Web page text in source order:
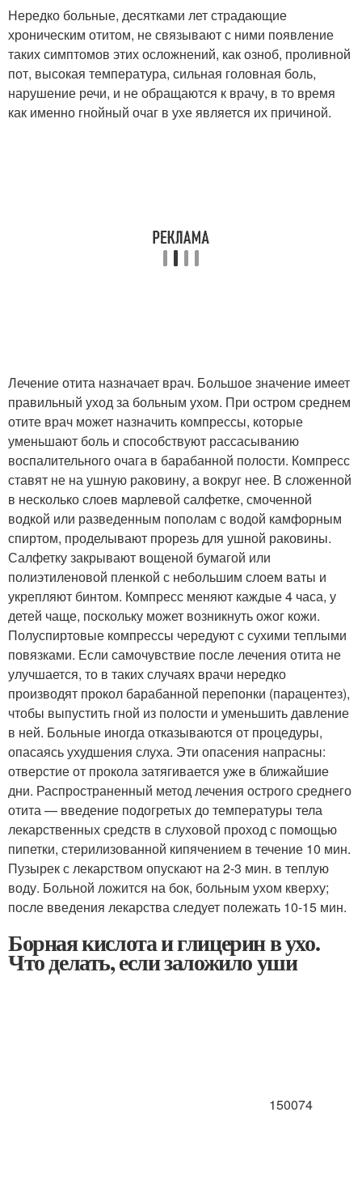
Нередко больные, десятками лет страдающие
хроническим отитом, не связывают с ними появление
таких симптомов этих осложнений, как озноб, проливной
пот, высокая температура, сильная головная боль,
нарушение речи, и не обращаются к врачу, в то время
как именно гнойный очаг в ухе является их причиной.
Лечение отита назначает врач. Большое значение имеет
правильный уход за больным ухом. При остром среднем
отите врач может назначить компрессы, которые
уменьшают боль и способствуют рассасыванию
воспалительного очага в барабанной полости. Компресс
ставят не на ушную раковину, а вокруг нее. В сложенной
в несколько слоев марлевой салфетке, смоченной
водкой или разведенным пополам с водой камфорным
спиртом, проделывают прорезь для ушной раковины.
Салфетку закрывают вощеной бумагой или
полиэтиленовой пленкой с небольшим слоем ваты и
укрепляют бинтом. Компресс меняют каждые 4 часа, у
детей чаще, поскольку может возникнуть ожог кожи.
Полуспиртовые компрессы чередуют с сухими теплыми
повязками. Если самочувствие после лечения отита не
улучшается, то в таких случаях врачи нередко
производят прокол барабанной перепонки (парацентез),
чтобы выпустить гной из полости и уменьшить давление
в ней. Больные иногда отказываются от процедуры,
опасаясь ухудшения слуха. Эти опасения напрасны:
отверстие от прокола затягивается уже в ближайшие
дни. Распространенный метод лечения острого среднего
отита — введение подогретых до температуры тела
лекарственных средств в слуховой проход с помощью
пипетки, стерилизованной кипячением в течение 10 мин.
Пузырек с лекарством опускают на 2-3 мин. в теплую
воду. Больной ложится на бок, больным ухом кверху;
после введения лекарства следует полежать 10-15 мин.
Борная кислота и глицерин в ухо.
Что делать, если заложило уши
150074